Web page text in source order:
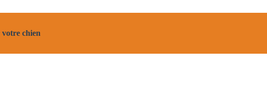
votre chien